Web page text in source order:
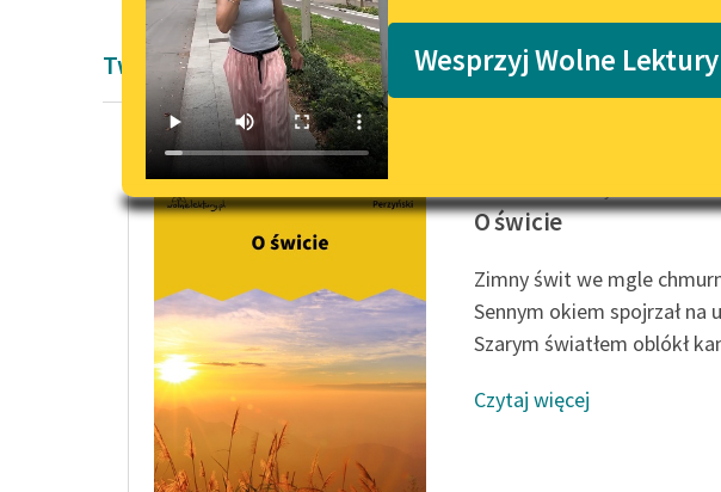
Wesprzyj Wolne
Twórczość Włodzimierza Perzyńskiego
O świcie
Zimny świt we mgle
Sennym okiem spojrzał na
Szarym światłem oblókł
Czytaj więcej